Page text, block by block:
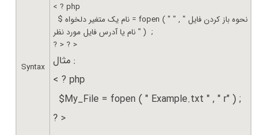
Syntax
< ? php
$ نام یک متغیر دلخواه = fopen ( " نحوه باز کردن فایل " , "
نام یا آدرس فایل مورد نظر " ) ;
? > ? >
مثال :
< ? php
$My_File = fopen ( " Example.txt " , " r" ) ;
? >